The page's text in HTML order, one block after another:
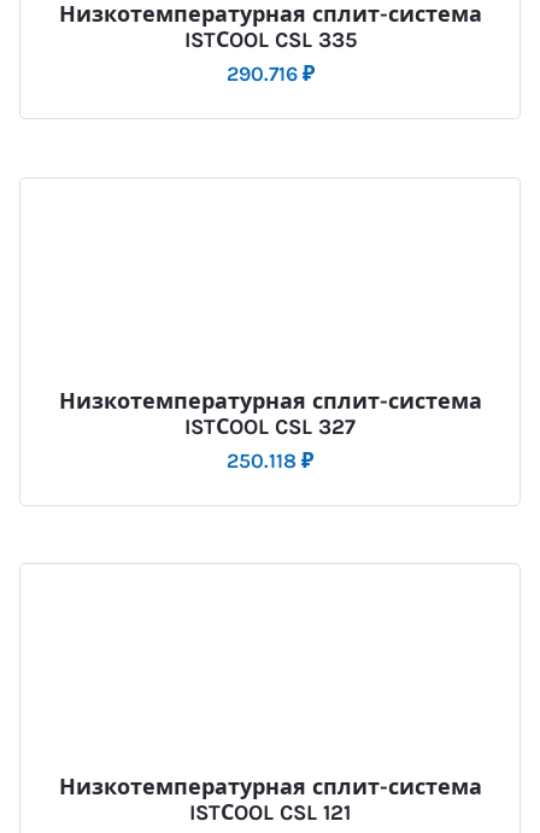
Низкотемпературная сплит-система
ISTСOOL CSL 335
290.716 ₽
Низкотемпературная сплит-система
ISTСOOL CSL 327
250.118 ₽
Низкотемпературная сплит-система
ISTСOOL CSL 121